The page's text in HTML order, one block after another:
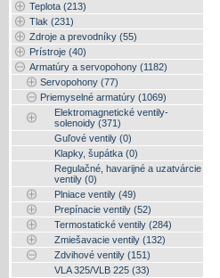
Teplota (213)
Tlak (231)
Zdroje a prevodníky (55)
Prístroje (40)
Armatúry a servopohony (1182)
Servopohony (77)
Priemyselné armatúry (1069)
Elektromagnetické ventily-
solenoidy (371)
Guľové ventily (0)
Klapky, šupátka (0)
Regulačné, havarijné a uzatvárcie
ventily (0)
Plniace ventily (49)
Prepínacie ventily (52)
Termostatické ventily (284)
Zmiešavacie ventily (132)
Zdvihové ventily (151)
VLA 325/VLB 225 (33)